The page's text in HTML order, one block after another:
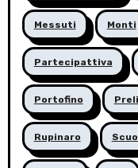
Messuti Monti
Partecipattiva
Portofino Preli
Rupinaro